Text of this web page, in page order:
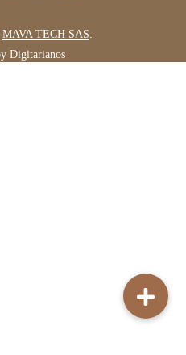
MAVA TECH SAS.
Digitarianos